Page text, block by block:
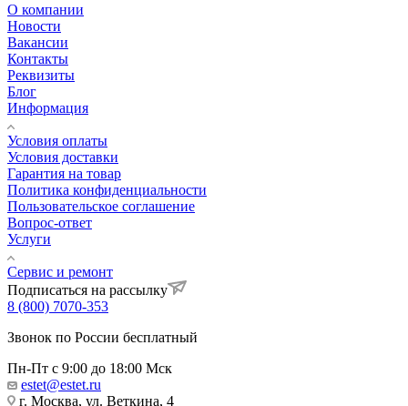
О компании
Новости
Вакансии
Контакты
Реквизиты
Блог
Информация
Условия оплаты
Условия доставки
Гарантия на товар
Политика конфиденциальности
Пользовательское соглашение
Вопрос-ответ
Услуги
Сервис и ремонт
Подписаться на рассылку
8 (800) 7070-353
Звонок по России бесплатный
Пн-Пт с 9:00 до 18:00 Мск
estet@estet.ru
г. Москва, ул. Веткина, 4